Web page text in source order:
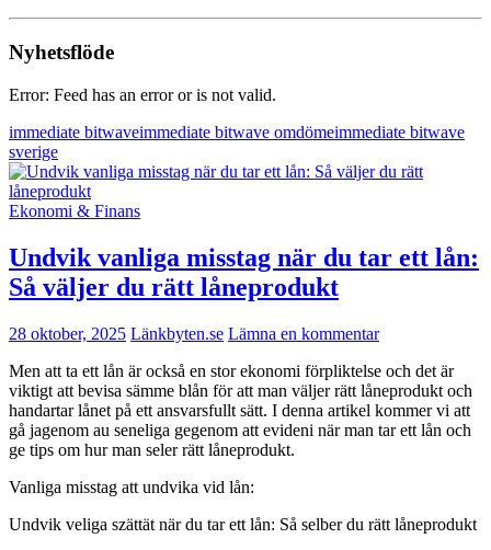
Nyhetsflöde
Error: Feed has an error or is not valid.
immediate bitwaveimmediate bitwave omdömeimmediate bitwave
sverige
Ekonomi & Finans
Undvik vanliga misstag när du tar ett lån:
Så väljer du rätt låneprodukt
28 oktober, 2025 Länkbyten.se Lämna en kommentar
Men att ta ett lån är också en stor ekonomi förpliktelse och det är
viktigt att bevisa sämme blån för att man väljer rätt låneprodukt och
handartar lånet på ett ansvarsfullt sätt. I denna artikel kommer vi att
gå jagenom au seneliga gegenom att evideni när man tar ett lån och
ge tips om hur man seler rätt låneprodukt.
Vanliga misstag att undvika vid lån:
Undvik veliga szättät när du tar ett lån: Så selber du rätt låneprodukt